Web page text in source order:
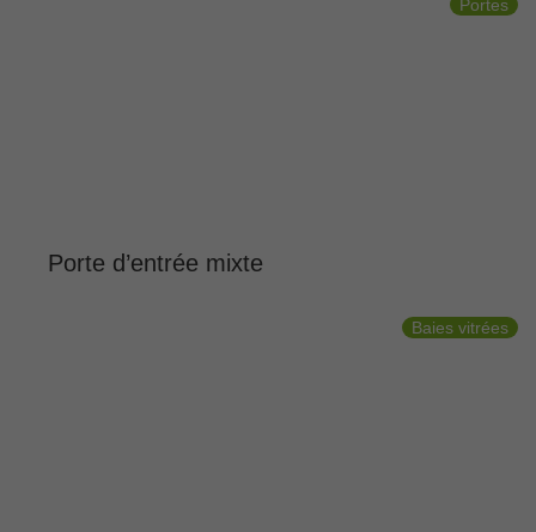
Porte d’entrée mixte
Portes
Baies vitrées